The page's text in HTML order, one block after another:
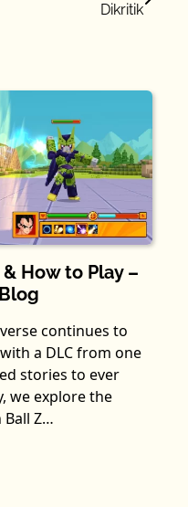
Dikritik
How to Play –
continues to
a DLC from one
stories to ever
we explore the
Z…